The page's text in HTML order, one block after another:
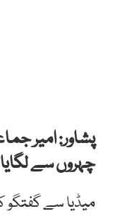
پشاور: امیر
چہروں سے
میڈیا سے گفتگو